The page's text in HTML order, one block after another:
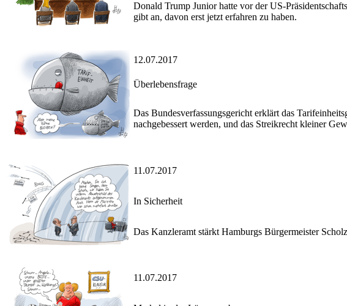
Donald Trump Junior hatte vor der US-
gibt an, davon erst jetzt erfahren zu haben.
12.07.2017
Überlebensfrage
Das Bundesverfassungsgericht erklärt das
nachgebessert werden, und das Streikrecht kleiner
11.07.2017
In Sicherheit
Das Kanzleramt stärkt Hamburgs Bürgermeister
11.07.2017